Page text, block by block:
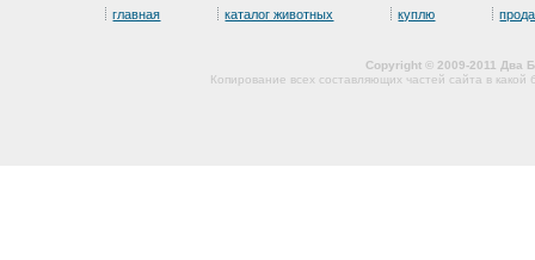
главная каталог животных куплю
Copyright © 2009-2011 Два
Копирование всех составляющих частей сайта в